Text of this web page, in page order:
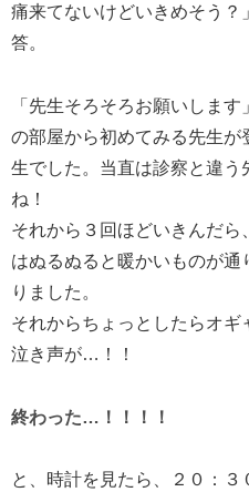
痛来てないけどいきめそう？
答。
「先生そろそろお願いしま
の部屋から初めてみる先生
生でした。当直は診察と違
ね！
それから３回ほどいきんだら
はぬるぬると暖かいものが
りました。
それからちょっとしたらオ
泣き声が…！！
終わった…！！！！
と、時計を見たら、２０：３